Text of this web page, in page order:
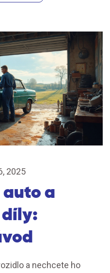
2025
a
díly:
a nechcete ho